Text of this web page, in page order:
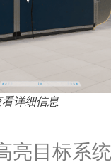
详细信息
亮目标系统